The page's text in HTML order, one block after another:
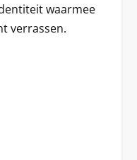
waarmee
verrassen.